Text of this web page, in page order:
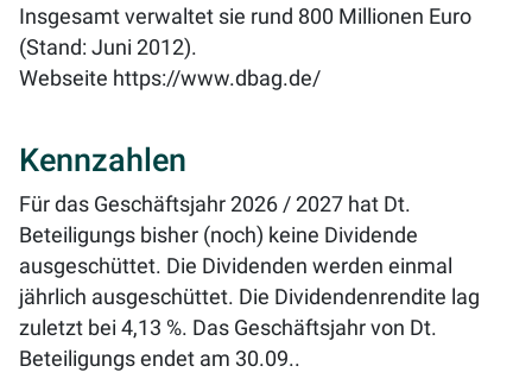
Insgesamt verwaltet sie rund 800 Millionen Euro
(Stand: Juni 2012).
Webseite https://www.dbag.de/
Kennzahlen
Für das Geschäftsjahr 2026 / 2027 hat Dt.
Beteiligungs bisher (noch) keine Dividende
ausgeschüttet. Die Dividenden werden einmal
jährlich ausgeschüttet. Die Dividendenrendite lag
zuletzt bei 4,13 %. Das Geschäftsjahr von Dt.
Beteiligungs endet am 30.09..